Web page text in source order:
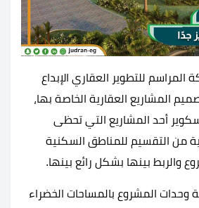
للتطوير العقاري الإبداع
المشاريع العقارية الخاصة بها،
أحد المشاريع التي تحظى
من التقسيم للمناطق السكنية
والربط بينها بشكل رائع بينها.
وحدات المشروع بالمساحات الخضراء